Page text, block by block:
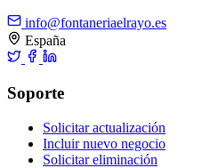
info@fontaneriaelrayo.es
España
Soporte
Solicitar actualización
Incluir nuevo negocio
Solicitar eliminación